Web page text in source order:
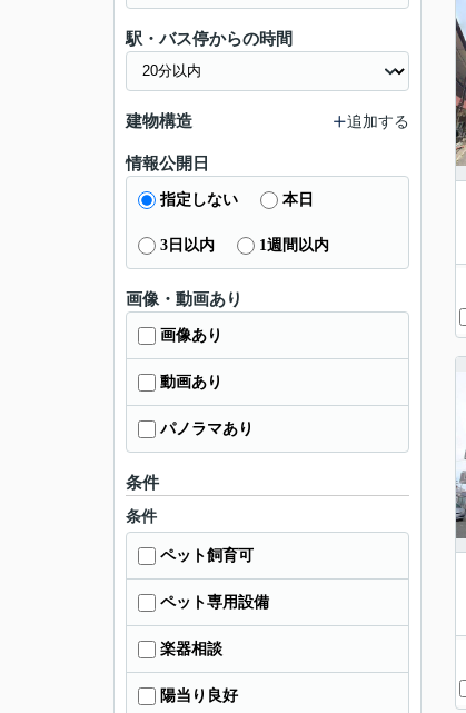
駅・バス停からの時間
建物構造 追加する
情報公開日
指定しない 本日
3日以内 1週間以内
画像・動画あり
画像あり
動画あり
パノラマあり
条件
条件
ペット飼育可
ペット専用設備
楽器相談
陽当り良好